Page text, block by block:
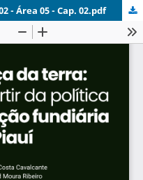
- Área 05 - Cap. 02.pdf